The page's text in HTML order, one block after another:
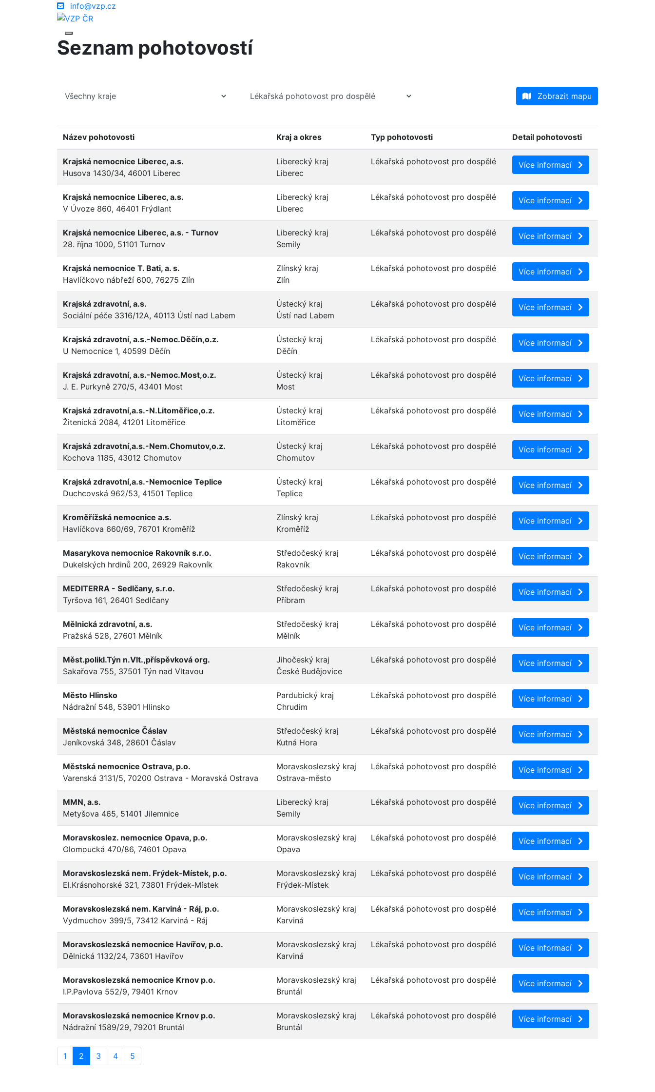
info@vzp.cz
Seznam pohotovostí
Zobrazit mapu
Název pohotovosti Kraj a okres Typ pohotovosti Detail pohotovosti
Krajská nemocnice Liberec, a.s.
Husova 1430/34, 46001 Liberec
Liberecký kraj
Liberec
Lékařská pohotovost pro dospělé Více informací
Krajská nemocnice Liberec, a.s.
V Úvoze 860, 46401 Frýdlant
Liberecký kraj
Liberec
Lékařská pohotovost pro dospělé Více informací
Krajská nemocnice Liberec, a.s. - Turnov
28. října 1000, 51101 Turnov
Liberecký kraj
Semily
Lékařská pohotovost pro dospělé Více informací
Krajská nemocnice T. Bati, a. s.
Havlíčkovo nábřeží 600, 76275 Zlín
Zlínský kraj
Zlín
Lékařská pohotovost pro dospělé Více informací
Krajská zdravotní, a.s.
Sociální péče 3316/12A, 40113 Ústí nad Labem
Ústecký kraj
Ústí nad Labem
Lékařská pohotovost pro dospělé Více informací
Krajská zdravotní, a.s.-Nemoc.Děčín,o.z.
U Nemocnice 1, 40599 Děčín
Ústecký kraj
Děčín
Lékařská pohotovost pro dospělé Více informací
Krajská zdravotní, a.s.-Nemoc.Most,o.z.
J. E. Purkyně 270/5, 43401 Most
Ústecký kraj
Most
Lékařská pohotovost pro dospělé Více informací
Krajská zdravotní,a.s.-N.Litoměřice,o.z.
Žitenická 2084, 41201 Litoměřice
Ústecký kraj
Litoměřice
Lékařská pohotovost pro dospělé Více informací
Krajská zdravotní,a.s.-Nem.Chomutov,o.z.
Kochova 1185, 43012 Chomutov
Ústecký kraj
Chomutov
Lékařská pohotovost pro dospělé Více informací
Krajská zdravotní,a.s.-Nemocnice Teplice
Duchcovská 962/53, 41501 Teplice
Ústecký kraj
Teplice
Lékařská pohotovost pro dospělé Více informací
Kroměřížská nemocnice a.s.
Havlíčkova 660/69, 76701 Kroměříž
Zlínský kraj
Kroměříž
Lékařská pohotovost pro dospělé Více informací
Masarykova nemocnice Rakovník s.r.o.
Dukelských hrdinů 200, 26929 Rakovník
Středočeský kraj
Rakovník
Lékařská pohotovost pro dospělé Více informací
MEDITERRA - Sedlčany, s.r.o.
Tyršova 161, 26401 Sedlčany
Středočeský kraj
Příbram
Lékařská pohotovost pro dospělé Více informací
Mělnická zdravotní, a.s.
Pražská 528, 27601 Mělník
Středočeský kraj
Mělník
Lékařská pohotovost pro dospělé Více informací
Měst.polikl.Týn n.Vlt.,příspěvková org.
Sakařova 755, 37501 Týn nad Vltavou
Jihočeský kraj
České Budějovice
Lékařská pohotovost pro dospělé Více informací
Město Hlinsko
Nádražní 548, 53901 Hlinsko
Pardubický kraj
Chrudim
Lékařská pohotovost pro dospělé Více informací
Městská nemocnice Čáslav
Jeníkovská 348, 28601 Čáslav
Středočeský kraj
Kutná Hora
Lékařská pohotovost pro dospělé Více informací
Městská nemocnice Ostrava, p.o.
Varenská 3131/5, 70200 Ostrava - Moravská Ostrava
Moravskoslezský kraj
Ostrava-město
Lékařská pohotovost pro dospělé Více informací
MMN, a.s.
Metyšova 465, 51401 Jilemnice
Liberecký kraj
Semily
Lékařská pohotovost pro dospělé Více informací
Moravskoslez. nemocnice Opava, p.o.
Olomoucká 470/86, 74601 Opava
Moravskoslezský kraj
Opava
Lékařská pohotovost pro dospělé Více informací
Moravskoslezská nem. Frýdek-Místek, p.o.
El.Krásnohorské 321, 73801 Frýdek-Místek
Moravskoslezský kraj
Frýdek-Místek
Lékařská pohotovost pro dospělé Více informací
Moravskoslezská nem. Karviná - Ráj, p.o.
Vydmuchov 399/5, 73412 Karviná - Ráj
Moravskoslezský kraj
Karviná
Lékařská pohotovost pro dospělé Více informací
Moravskoslezská nemocnice Havířov, p.o.
Dělnická 1132/24, 73601 Havířov
Moravskoslezský kraj
Karviná
Lékařská pohotovost pro dospělé Více informací
Moravskoslezská nemocnice Krnov p.o.
I.P.Pavlova 552/9, 79401 Krnov
Moravskoslezský kraj
Bruntál
Lékařská pohotovost pro dospělé Více informací
Moravskoslezská nemocnice Krnov p.o.
Nádražní 1589/29, 79201 Bruntál
Moravskoslezský kraj
Bruntál
Lékařská pohotovost pro dospělé Více informací
1 2 3 4 5